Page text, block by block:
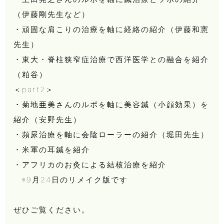
（伊藤剛先生など）
・頑固な肩こりの治療を軸に経絡の紹介（伊藤和憲
先生）
・東大・脊柱狭窄症治療で西洋医学との融合を紹介
（粕谷）
＜part2＞
・菊地亜美さんのルポを軸に美容鍼（小顔効果）を
紹介（安野先生）
・頻尿治療を軸に会陰ローラーの紹介（堀田先生）
・米軍の耳鍼を紹介
・アフリカのお灸による結核治療を紹介
※9月24日のリメイク版です
ぜひご覧ください。